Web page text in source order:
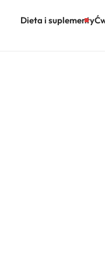
Dieta i suplementy